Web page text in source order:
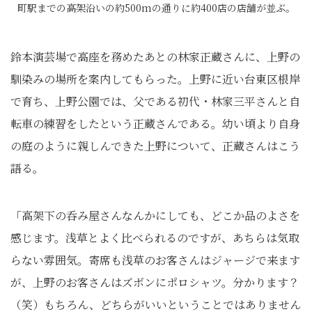
町駅までの高架沿いの約500mの通りに約400店の店舗が並ぶ。
鈴本演芸場で高座を務めたあとの林家正蔵さんに、上野の
馴染みの場所を案内してもらった。上野に近い台東区根岸
で育ち、上野公園では、父である初代・林家三平さんと自
転車の練習をしたという正蔵さんである。幼い頃より自身
の庭のように親しんできた上野について、正蔵さんはこう
語る。
「高架下の呑み屋さんなんかにしても、どこか品のよさを
感じます。浅草とよく比べられるのですが、あちらは気取
らない雰囲気。寄席も浅草のお客さんはジャージで来ます
が、上野のお客さんはズボンにポロシャツ。分かります？
（笑）もちろん、どちらがいいということではありません